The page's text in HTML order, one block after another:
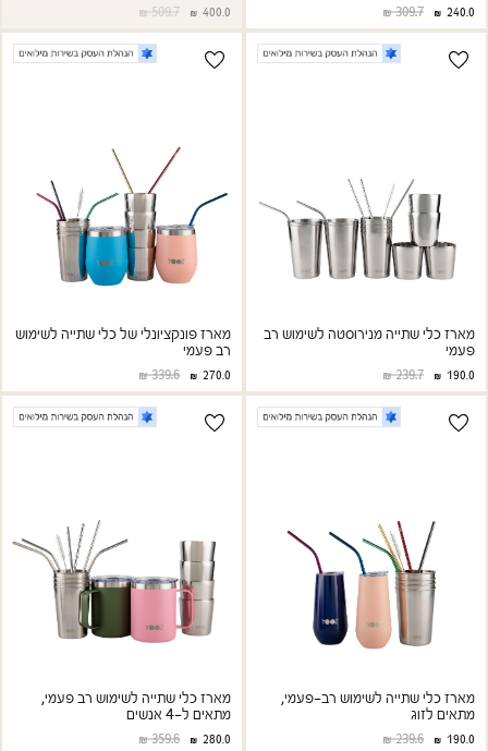
240.0
309.7
400.0
509.7
מארז כלי שתייה מנירוסטה לשימוש רב
פעמי
190.0
239.7
מארז פונקציונלי של כלי שתייה לשימוש
רב פעמי
270.0
339.6
מארז כלי שתייה לשימוש רב-פעמי,
מתאים לזוג
190.0
239.6
מארז כלי שתייה לשימוש רב פעמי,
מתאים ל-4 אנשים
280.0
359.6